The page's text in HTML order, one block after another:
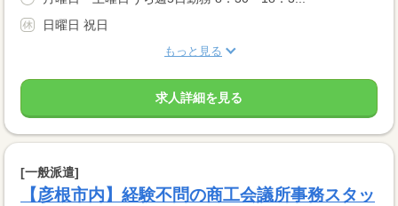
日曜日 祝日
もっと見る
求人詳細を見る
[一般派遣]
【彦根市内】経験不問の商工会議所事務スタッ